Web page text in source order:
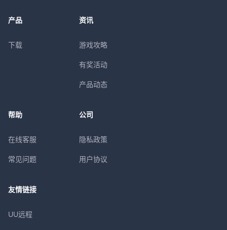
产品
下载
资讯
游戏攻略
有奖活动
产品动态
帮助
在线客服
常见问题
公司
隐私政策
用户协议
友情链接
UU远程